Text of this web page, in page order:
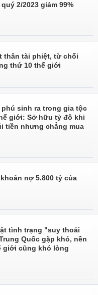
2/2023 giảm 99%
thân tài phiệt, từ chối
thứ 10 thế giới
sinh ra trong gia tộc
giới: Sở hữu tỷ đô khi
tiền nhưng chẳng mua
nợ 5.800 tỷ của
tình trạng "suy thoái
Quốc gặp khó, nền
giới cũng khó lòng